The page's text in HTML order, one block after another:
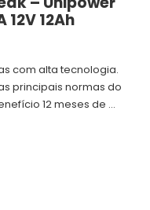
12Ah
com alta tecnologia.
principais normas do
12 meses de ...